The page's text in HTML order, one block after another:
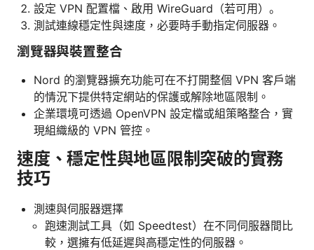
設定 VPN 配置檔、啟用 WireGuard（若可用）。
測試連線穩定性與速度，必要時手動指定伺服器。
瀏覽器與裝置整合
Nord 的瀏覽器擴充功能可在不打開整個 VPN 客戶端
的情況下提供特定網站的保護或解除地區限制。
企業環境可透過 OpenVPN 設定檔或組策略整合，實
現組織級的 VPN 管控。
速度、穩定性與地區限制突破的實務
技巧
測速與伺服器選擇
跑速測試工具（如 Speedtest）在不同伺服器間比
較，選擁有低延遲與高穩定性的伺服器。